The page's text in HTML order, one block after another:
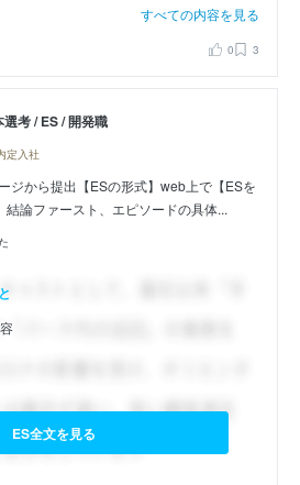
すべての内容を見る
0 3
考 / ES / 開発職
定入社
ジから提出【ESの形式】web上で【ESを
論ファースト、エピソードの具体...
ES全文を見る